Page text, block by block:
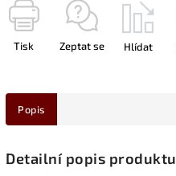
Tisk Zeptat se Hlídat
Popis
Detailní popis produktu